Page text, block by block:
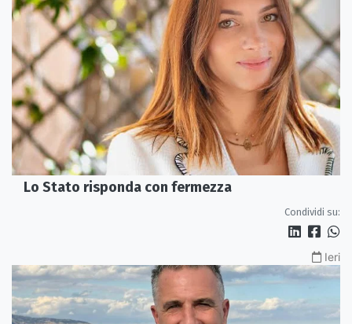
Lo Stato risponda con fermezza
Condividi su:
Ieri